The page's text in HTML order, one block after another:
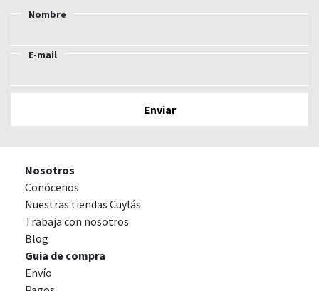
Nombre
E-mail
Nosotros
Conócenos
Nuestras tiendas Cuylás
Trabaja con nosotros
Blog
Guia de compra
Envío